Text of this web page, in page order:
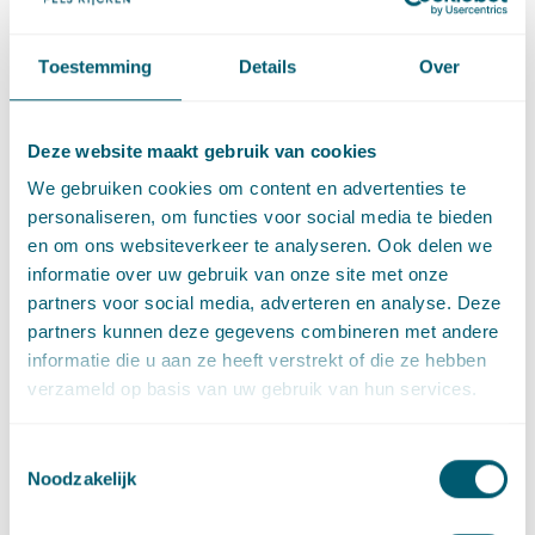
Toestemming Details Over
Deze website maakt gebruik van cookies
We gebruiken cookies om content en advertenties te
personaliseren, om functies voor social media te bieden
en om ons websiteverkeer te analyseren. Ook delen we
informatie over uw gebruik van onze site met onze
partners voor social media, adverteren en analyse. Deze
partners kunnen deze gegevens combineren met andere
informatie die u aan ze heeft verstrekt of die ze hebben
verzameld op basis van uw gebruik van hun services.
Noodzakelijk
het eerste half jaar na de geboorte van hun kind 5 weken
de kans bieden meer tijd samen met hun kind door te
brengen.
De Tweede Kamer moet de Wet invoering extra geboorteverlof
nog goedkeuren. Het is de bedoeling dat het recht op extra
geboorteverlof ingaat op 1 januari 2019. En het recht op
aanvullend verlof zal op 1 juli 2020 ingaan.
Meer mensen met
arbeidsbeperking aan het
Het kabinet wil stimuleren dat meer mensen met een